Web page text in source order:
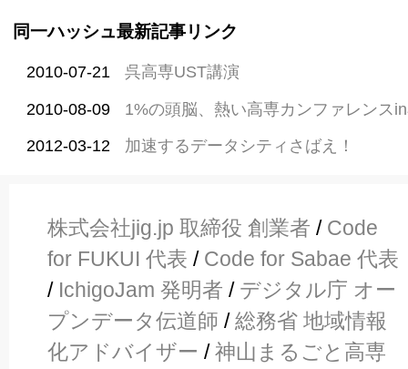
同一ハッシュ最新記事リンク
2010-07-21 呉高専UST講演
2010-08-09 1%の頭脳、熱い高専カンファレンス
2012-03-12 加速するデータシティさばえ！
株式会社jig.jp 取締役 創業者 / Code
for FUKUI 代表 / Code for Sabae 代表
/ IchigoJam 発明者 / デジタル庁 オー
プンデータ伝道師 /総務省 地域情報
化アドバイザー /神山まるごと高専